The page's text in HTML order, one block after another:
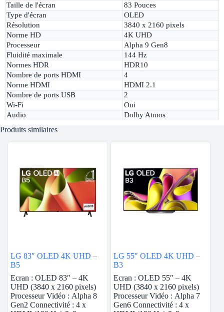
Taille de l'écran
83 Pouces
Type d'écran
OLED
Résolution
3840 x 2160 pixels
Norme HD
4K UHD
Processeur
Alpha 9 Gen8
Fluidité maximale
144 Hz
Normes HDR
HDR10
Nombre de ports HDMI
4
Norme HDMI
HDMI 2.1
Nombre de ports USB
2
Wi-Fi
Oui
Audio
Dolby Atmos
Produits similaires
LG 83″ OLED 4K UHD –
B5
Ecran : OLED 83″ – 4K
UHD (3840 x 2160 pixels)
Processeur Vidéo : Alpha 8
Gen2 Connectivité : 4 x
LG 55″ OLED 4K UHD –
B3
Ecran : OLED 55″ – 4K
UHD (3840 x 2160 pixels)
Processeur Vidéo : Alpha 7
Gen6 Connectivité : 4 x